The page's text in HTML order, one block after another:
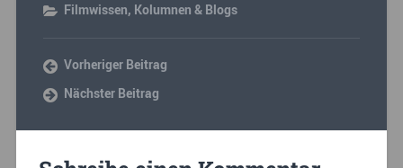
Filmwissen, Kolumnen & Blogs
Vorheriger Beitrag
Nächster Beitrag